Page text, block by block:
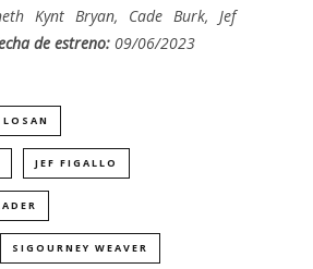
Kynt Bryan, Cade Burk, Jef
de estreno: 09/06/2023
JEF FIGALLO
SIGOURNEY WEAVER